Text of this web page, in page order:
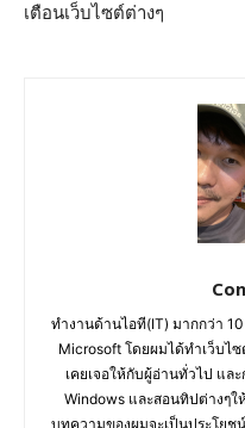
เตือนเว็บไซต์ต่างๆ
ทำงานด้านไอที(IT) มากกว่า
Microsoft โดยผมได้ทำเว็บไ
เคยเจอให้กับผู้อ่านทั่วไป แล
Windows และสอนทิปต่างๆใ
บทความของผมจะเป็นประโยช